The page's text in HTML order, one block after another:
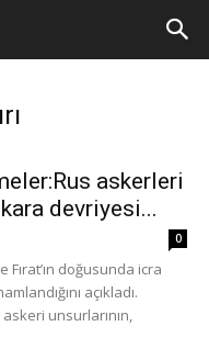
askerleri
devriyesi...
0
Fırat’ın doğusunda icra
açıkladı.
askeri unsurlarının,